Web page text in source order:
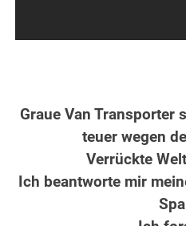
Graue Van Transporter
teuer wegen
Verrückte
Ich beantworte mir